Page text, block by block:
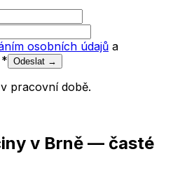
osobních údajů a
* Odeslat →
pracovní době.
v Brně — časté